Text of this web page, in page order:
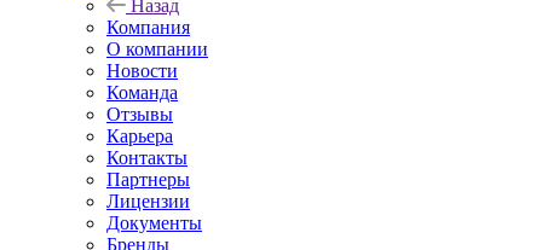
Назад
Компания
О компании
Новости
Команда
Отзывы
Карьера
Контакты
Партнеры
Лицензии
Документы
Бренды